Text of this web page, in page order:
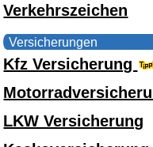
Verkehrszeichen
Versicherungen
Kfz Versicherung
LKW Versicherung